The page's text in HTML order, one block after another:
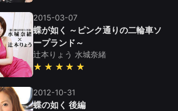
2015-03-07
蝶が如く ～ピンク通りの二輪車ソ
ープランド～
辻本りょう 水城奈緒
★★★★★
2012-10-31
蝶の如く 後編